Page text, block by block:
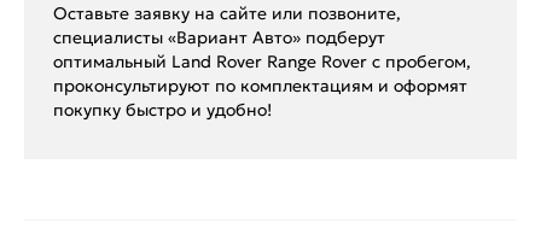
Оставьте заявку на сайте или позвоните,
специалисты «Вариант Авто» подберут
оптимальный Land Rover Range Rover с пробегом,
проконсультируют по комплектациям и оформят
покупку быстро и удобно!